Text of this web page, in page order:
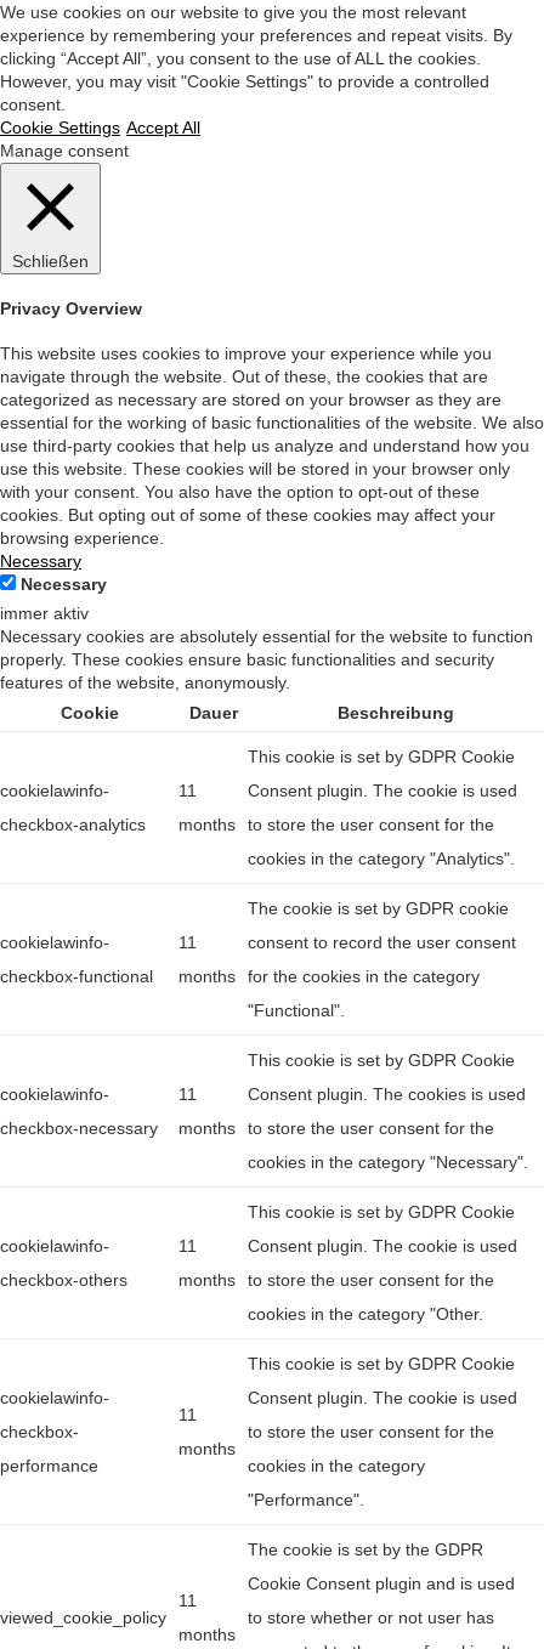
We use cookies on our website to give you the most relevant
experience by remembering your preferences and repeat visits. By
clicking “Accept All”, you consent to the use of ALL the cookies.
However, you may visit "Cookie Settings" to provide a controlled
consent.
Cookie Settings Accept All
Manage consent
Schließen
Privacy Overview
This website uses cookies to improve your experience while you
navigate through the website. Out of these, the cookies that are
categorized as necessary are stored on your browser as they are
essential for the working of basic functionalities of the website. We also
use third-party cookies that help us analyze and understand how you
use this website. These cookies will be stored in your browser only
with your consent. You also have the option to opt-out of these
cookies. But opting out of some of these cookies may affect your
browsing experience.
Necessary
Necessary
immer aktiv
Necessary cookies are absolutely essential for the website to function
properly. These cookies ensure basic functionalities and security
features of the website, anonymously.
Cookie
Dauer Beschreibung
cookielawinfo-
checkbox-analytics
11
months
This cookie is set by GDPR Cookie
Consent plugin. The cookie is used
to store the user consent for the
cookies in the category "Analytics".
cookielawinfo-
checkbox-functional
11
months
The cookie is set by GDPR cookie
consent to record the user consent
for the cookies in the category
"Functional".
cookielawinfo-
checkbox-necessary
11
months
This cookie is set by GDPR Cookie
Consent plugin. The cookies is used
to store the user consent for the
cookies in the category "Necessary".
cookielawinfo-
checkbox-others
11
months
This cookie is set by GDPR Cookie
Consent plugin. The cookie is used
to store the user consent for the
cookies in the category "Other.
cookielawinfo-
checkbox-
performance
11
months
This cookie is set by GDPR Cookie
Consent plugin. The cookie is used
to store the user consent for the
cookies in the category
"Performance".
viewed_cookie_policy
11
months
The cookie is set by the GDPR
Cookie Consent plugin and is used
to store whether or not user has